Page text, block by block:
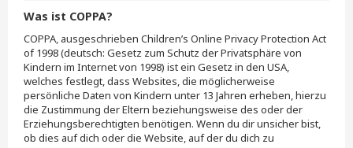
Was ist COPPA?
COPPA, ausgeschrieben Children’s Online Privacy Protection Act
of 1998 (deutsch: Gesetz zum Schutz der Privatsphäre von
Kindern im Internet von 1998) ist ein Gesetz in den USA,
welches festlegt, dass Websites, die möglicherweise
persönliche Daten von Kindern unter 13 Jahren erheben, hierzu
die Zustimmung der Eltern beziehungsweise des oder der
Erziehungsberechtigten benötigen. Wenn du dir unsicher bist,
ob dies auf dich oder die Website, auf der du dich zu